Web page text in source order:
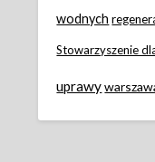
wodnych
Stowarzyszenie
uprawy